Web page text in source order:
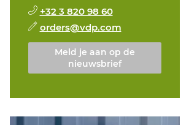
+32 3 820 98 60
orders@vdp.com
Meld je aan op de
nieuwsbrief